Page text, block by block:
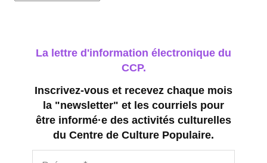
La lettre d'information électronique du
CCP.
Inscrivez-vous et recevez chaque mois
la "newsletter" et les courriels pour
être informé·e des activités culturelles
du Centre de Culture Populaire.